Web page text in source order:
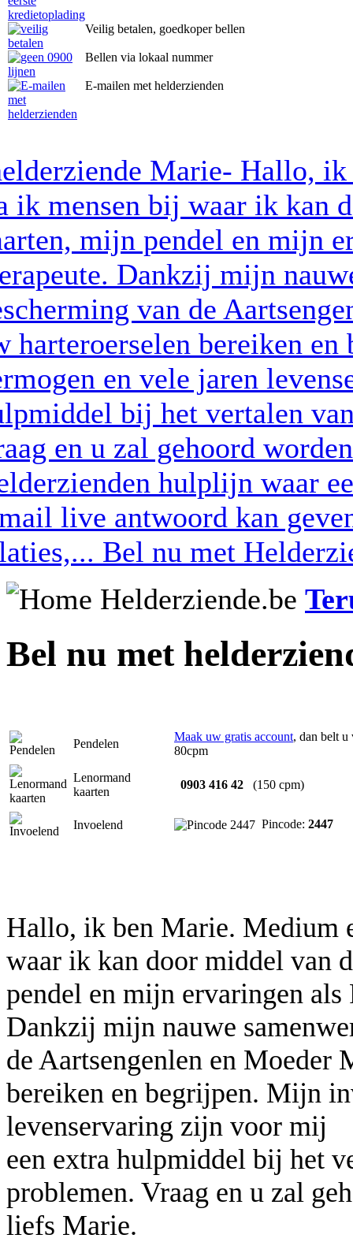
Veilig betalen, goedkoper bellen
Bellen via lokaal nummer
E-mailen met helderzienden
Bel nu met
Pendelen
Maak uw gratis account, dan belt u
80cpm
Lenormand
kaarten
0903 416 42 (150 cpm)
Invoelend Pincode: 2447
Hallo, ik ben Marie. Medium
waar ik kan door middel van
pendel en mijn ervaringen als
Dankzij mijn nauwe
de Aartsengenlen en Moeder
bereiken en begrijpen. Mijn
levenservaring zijn voor mij
een extra hulpmiddel bij het
problemen. Vraag en u zal
liefs Marie.